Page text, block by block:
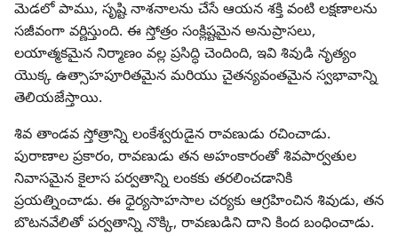
మెడలో పాము, సృష్టి నాశనాలను చేసే ఆయన శక్తి వంటి లక్షణాలను
సజీవంగా వర్ణిస్తుంది. ఈ స్తోత్రం సంక్లిష్టమైన అనుప్రాసలు,
లయాత్మకమైన నిర్మాణం వల్ల ప్రసిద్ధి చెందింది, ఇవి శివుడి నృత్యం
యొక్క ఉత్సాహపూరితమైన మరియు చైతన్యవంతమైన స్వభావాన్ని
తెలియజేస్తాయి.
శివ తాండవ స్తోత్రాన్ని లంకేశ్వరుడైన రావణుడు రచించాడు.
పురాణాల ప్రకారం, రావణుడు తన అహంకారంతో శివపార్వతుల
నివాసమైన కైలాస పర్వతాన్ని లంకకు తరలించడానికి
ప్రయత్నించాడు. ఈ ధైర్యసాహసాల చర్యకు ఆగ్రహించిన శివుడు, తన
బొటనవేలితో పర్వతాన్ని నొక్కి, రావణుడిని దాని కింద బంధించాడు.